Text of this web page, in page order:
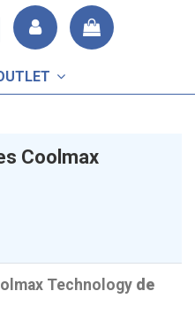
Coolmax
Technology de